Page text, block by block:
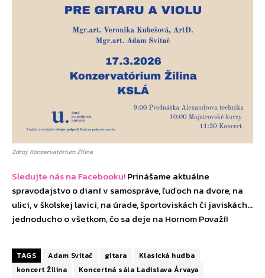
Zdroj: Konzervatórium Žilina
Sledujte nás na Facebooku!Prinášame aktuálne
spravodajstvo o dianí v samospráve, ľuďoch na dvore, na
ulici, v školskej lavici, na úrade, športoviskách či javiskách…
jednoducho o všetkom, čo sa deje na Hornom Považí!
TAGS Adam Svitač gitara
Klasická hudba
koncert Žilina
Koncertná sála Ladislava Árvaya